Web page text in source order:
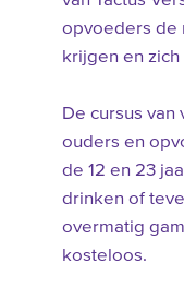
opvoeders de
krijgen en
De cursus
ouders en
de 12 en 23
drinken of
overmatig
kosteloos.